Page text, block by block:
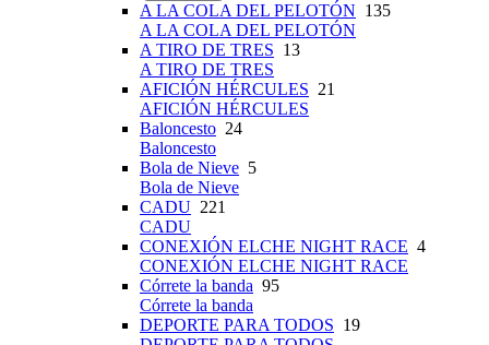
A LA COLA DEL PELOTÓN 135
A LA COLA DEL PELOTÓN
A TIRO DE TRES 13
A TIRO DE TRES
AFICIÓN HÉRCULES 21
AFICIÓN HÉRCULES
Baloncesto 24
Baloncesto
Bola de Nieve 5
Bola de Nieve
CADU 221
CADU
CONEXIÓN ELCHE NIGHT RACE 4
CONEXIÓN ELCHE NIGHT RACE
Córrete la banda 95
Córrete la banda
DEPORTE PARA TODOS 19